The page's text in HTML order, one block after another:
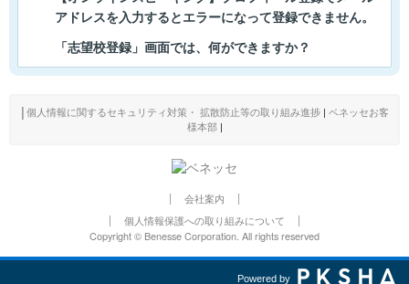
アドレスを入力するとエラーになって登録できません。
「志望校登録」画面では、何ができますか？
個人情報に関するセキュリティ対策・ 拡散防止等の取り組み進捗
ベネッセお客
様本部|
会社案内
個人情報保護への取り組みについて
Copyright © Benesse Corporation. All rights reserved
Powered by